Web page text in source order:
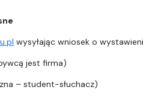
wysyłając wniosek o
jest firma)
– student-słuchacz)